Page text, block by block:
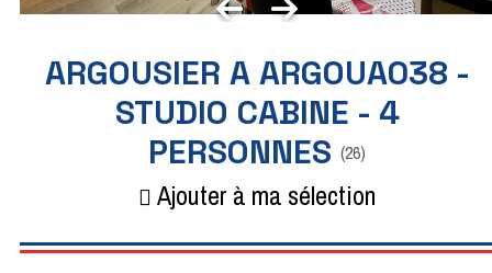
ARGOUSIER A ARGOUA038 -
STUDIO CABINE - 4
PERSONNES (26)
Ajouter à ma sélection